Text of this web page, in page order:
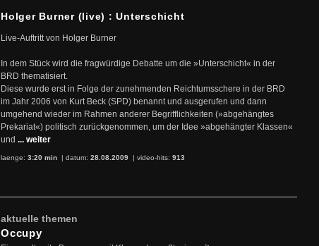
Holger Burner (live) : Unterschicht
Live-Auftritt von Holger Burner
In dem Stück wird die fragwürdige Debatte um die »Unterschicht« in der
BRD thematisiert.
Diese wurde erst in Folge der zunehmenden Reichtumsschere in der BRD
im Jahr 2006 von Kurt Beck (SPD) benannt und ausgerufen und dann
umgehend wieder im Rahmen anderer Begrifflichkeiten (»abgehängtes
Prekariat«) politisch zurückgenommen, um der Idee »abgehängter Klassen«
und ... weiter
laenge: 3:20 min | datum: 28.08.2009 | video-hits: 913
aktuelle themen
Occupy